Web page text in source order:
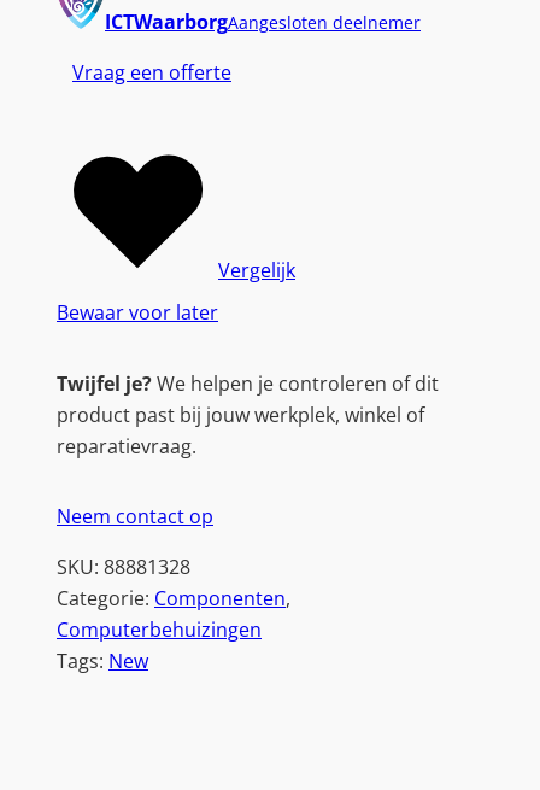
C
o
r
T
o
w
r
a
s
e
|
ICTWaarborgAangesloten deelnemer
Vraag een offerte
Bewaar voor later
Vergelijk
Twijfel je?We helpen je controleren of dit
product past bij jouw werkplek, winkel of
reparatievraag.
Neem contact op
SKU: 88881328
Categorie: Componenten
Computerbehuizingen
Tags: New